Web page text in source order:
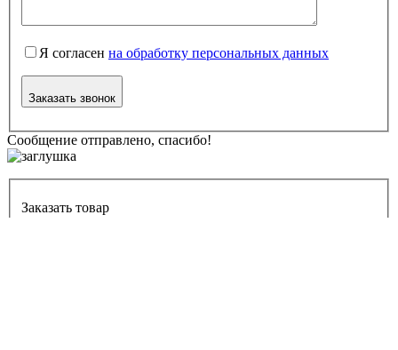
Я согласен на обработку персональных данных
Заказать звонок
Сообщение отправлено, спасибо!
Заказать товар